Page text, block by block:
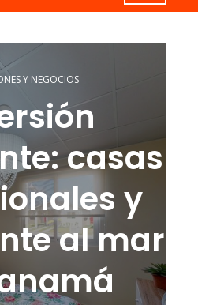
Y NEGOCIOS
casas
y
al mar